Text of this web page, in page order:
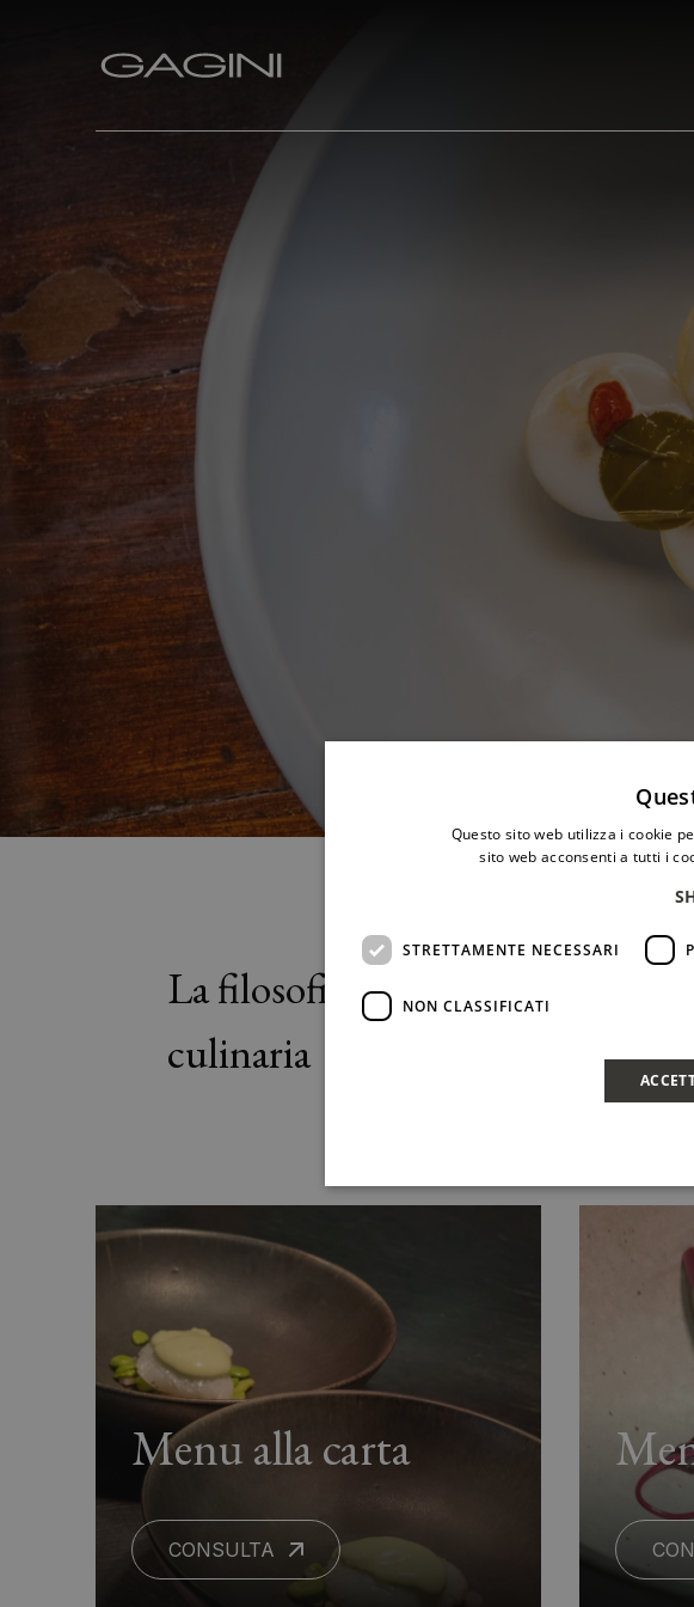
La filosofia
culinaria
È una cucina
Menu alla carta
CONSULTA
Questo sito web utilizza i cookie
sito web acconsenti a tutti i
STRETTAMENTE NECESSARI
NON CLASSIFICATI